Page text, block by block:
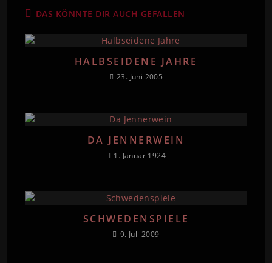
DAS KÖNNTE DIR AUCH GEFALLEN
HALBSEIDENE JAHRE
23. Juni 2005
DA JENNERWEIN
1. Januar 1924
SCHWEDENSPIELE
9. Juli 2009